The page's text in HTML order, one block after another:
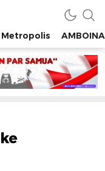
Metropolis AMBOINA